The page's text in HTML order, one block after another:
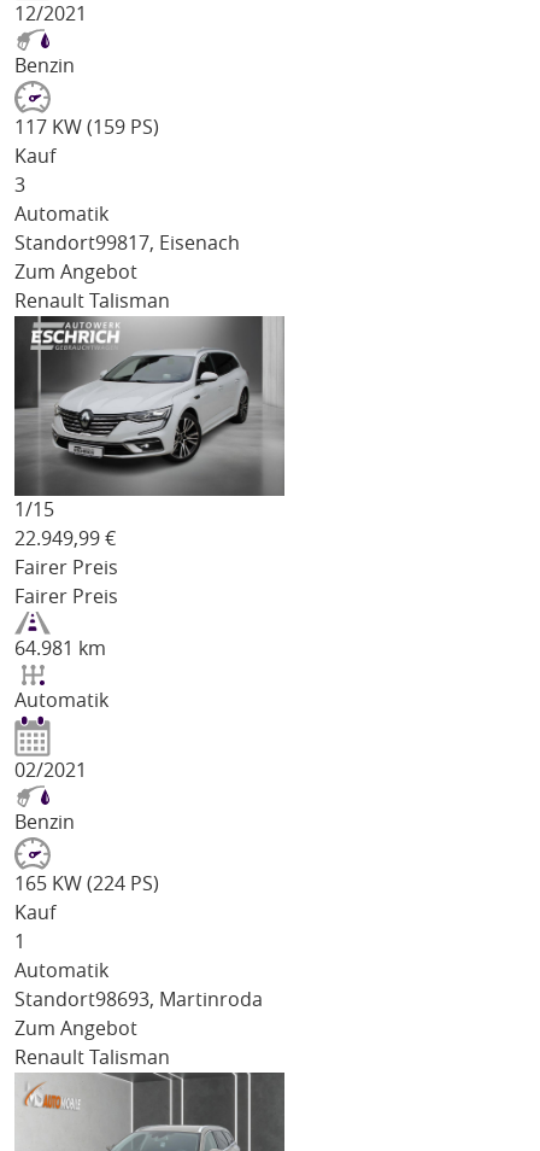
12/2021
Benzin
117 KW (159 PS)
Kauf
3
Automatik
Standort99817, Eisenach
Zum Angebot
Renault Talisman
1/15
22.949,99 €
Fairer Preis
Fairer Preis
64.981 km
Automatik
02/2021
Benzin
165 KW (224 PS)
Kauf
1
Automatik
Standort98693, Martinroda
Zum Angebot
Renault Talisman